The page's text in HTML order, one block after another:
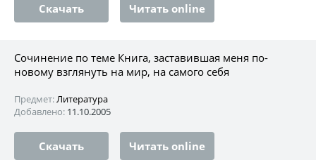
Скачать Читать online
Сочинение по теме Книга, заставившая меня по-
новому взглянуть на мир, на самого себя
Предмет:Литература
Добавлено: 11.10.2005
Скачать Читать online